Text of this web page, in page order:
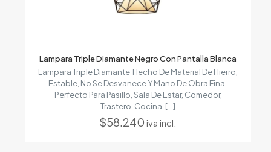
Lampara Triple Diamante Negro Con Pantalla Blanca
Lampara Triple Diamante Hecho De Material De Hierro,
Estable, No Se Desvanece Y Mano De Obra Fina.
Perfecto Para Pasillo, Sala De Estar, Comedor,
Trastero, Cocina, […]
$58.240 iva incl.